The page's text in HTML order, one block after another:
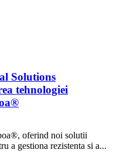
Solutions
tehnologiei
oferind noi solutii
a gestiona rezistenta si a...